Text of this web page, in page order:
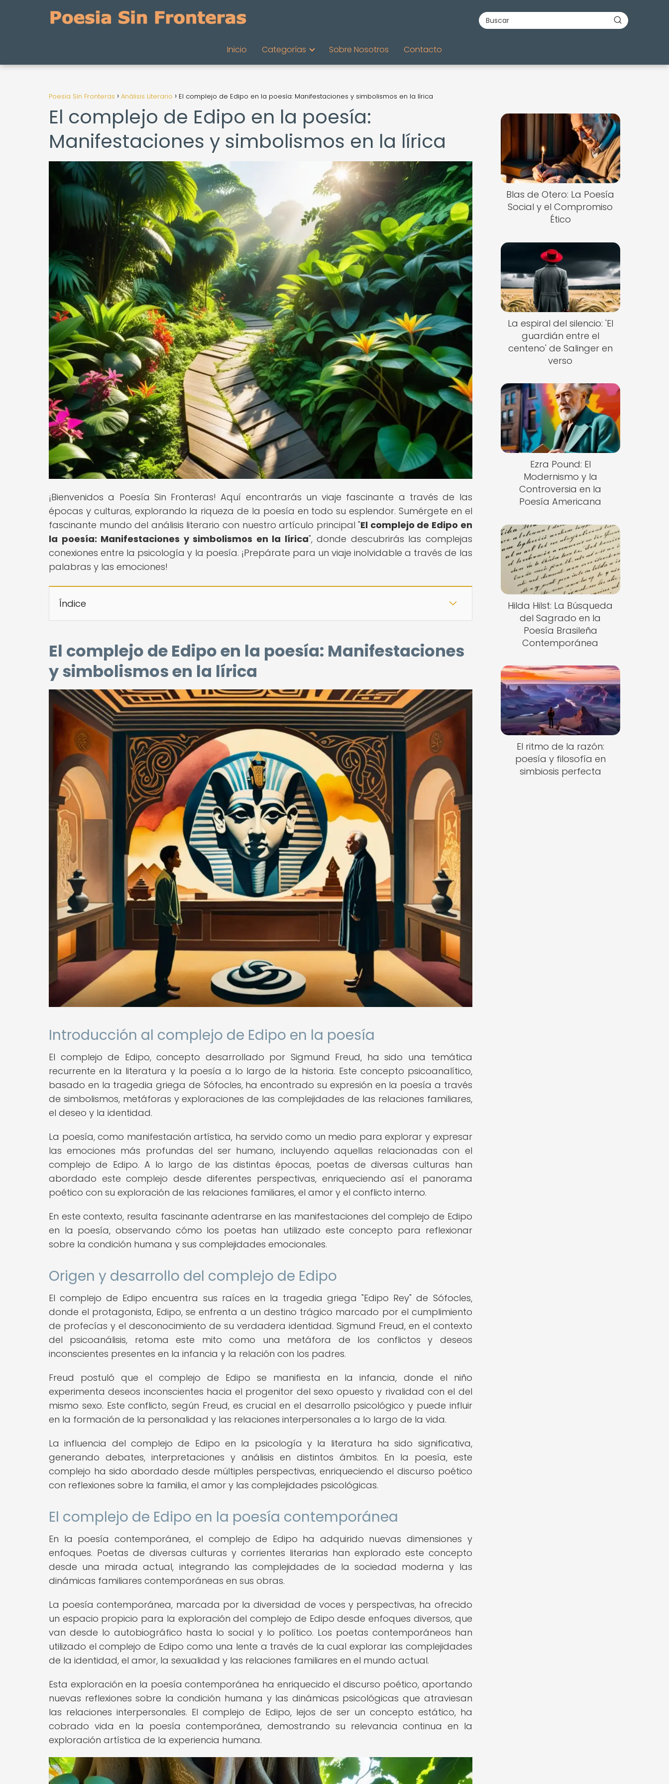
Inicio Categorías Sobre Nosotros Contacto
Poesia Sin Fronteras Análisis Literario El complejo de Edipo en la poesía: Manifestaciones y simbolismos en la lírica
El complejo de Edipo en la poesía:
Manifestaciones y simbolismos en la lírica
¡Bienvenidos a Poesía Sin Fronteras! Aquí encontrarás un viaje fascinante a través de las
épocas y culturas, explorando la riqueza de la poesía en todo su esplendor. Sumérgete en el
fascinante mundo del análisis literario con nuestro artículo principal "El complejo de Edipo en
la poesía: Manifestaciones y simbolismos en la lírica", donde descubrirás las complejas
conexiones entre la psicología y la poesía. ¡Prepárate para un viaje inolvidable a través de las
palabras y las emociones!
Índice
El complejo de Edipo en la poesía: Manifestaciones
y simbolismos en la lírica
Introducción al complejo de Edipo en la poesía
El complejo de Edipo, concepto desarrollado por Sigmund Freud, ha sido una temática
recurrente en la literatura y la poesía a lo largo de la historia. Este concepto psicoanalítico,
basado en la tragedia griega de Sófocles, ha encontrado su expresión en la poesía a través
de simbolismos, metáforas y exploraciones de las complejidades de las relaciones familiares,
el deseo y la identidad.
La poesía, como manifestación artística, ha servido como un medio para explorar y expresar
las emociones más profundas del ser humano, incluyendo aquellas relacionadas con el
complejo de Edipo. A lo largo de las distintas épocas, poetas de diversas culturas han
abordado este complejo desde diferentes perspectivas, enriqueciendo así el panorama
poético con su exploración de las relaciones familiares, el amor y el conflicto interno.
En este contexto, resulta fascinante adentrarse en las manifestaciones del complejo de Edipo
en la poesía, observando cómo los poetas han utilizado este concepto para reflexionar
sobre la condición humana y sus complejidades emocionales.
Origen y desarrollo del complejo de Edipo
El complejo de Edipo encuentra sus raíces en la tragedia griega "Edipo Rey" de Sófocles,
donde el protagonista, Edipo, se enfrenta a un destino trágico marcado por el cumplimiento
de profecías y el desconocimiento de su verdadera identidad. Sigmund Freud, en el contexto
del psicoanálisis, retoma este mito como una metáfora de los conflictos y deseos
inconscientes presentes en la infancia y la relación con los padres.
Freud postuló que el complejo de Edipo se manifiesta en la infancia, donde el niño
experimenta deseos inconscientes hacia el progenitor del sexo opuesto y rivalidad con el del
mismo sexo. Este conflicto, según Freud, es crucial en el desarrollo psicológico y puede influir
en la formación de la personalidad y las relaciones interpersonales a lo largo de la vida.
La influencia del complejo de Edipo en la psicología y la literatura ha sido significativa,
generando debates, interpretaciones y análisis en distintos ámbitos. En la poesía, este
complejo ha sido abordado desde múltiples perspectivas, enriqueciendo el discurso poético
con reflexiones sobre la familia, el amor y las complejidades psicológicas.
El complejo de Edipo en la poesía contemporánea
En la poesía contemporánea, el complejo de Edipo ha adquirido nuevas dimensiones y
enfoques. Poetas de diversas culturas y corrientes literarias han explorado este concepto
desde una mirada actual, integrando las complejidades de la sociedad moderna y las
dinámicas familiares contemporáneas en sus obras.
La poesía contemporánea, marcada por la diversidad de voces y perspectivas, ha ofrecido
un espacio propicio para la exploración del complejo de Edipo desde enfoques diversos, que
van desde lo autobiográfico hasta lo social y lo político. Los poetas contemporáneos han
utilizado el complejo de Edipo como una lente a través de la cual explorar las complejidades
de la identidad, el amor, la sexualidad y las relaciones familiares en el mundo actual.
Esta exploración en la poesía contemporánea ha enriquecido el discurso poético, aportando
nuevas reflexiones sobre la condición humana y las dinámicas psicológicas que atraviesan
las relaciones interpersonales. El complejo de Edipo, lejos de ser un concepto estático, ha
cobrado vida en la poesía contemporánea, demostrando su relevancia continua en la
exploración artística de la experiencia humana.
Blas de Otero: La Poesía
Social y el Compromiso
Ético
La espiral del silencio: 'El
guardián entre el
centeno' de Salinger en
verso
Ezra Pound: El
Modernismo y la
Controversia en la
Poesía Americana
Hilda Hilst: La Búsqueda
del Sagrado en la
Poesía Brasileña
Contemporánea
El ritmo de la razón:
poesía y filosofía en
simbiosis perfecta